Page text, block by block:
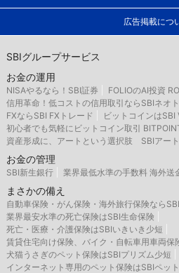
広告掲載につ
SBIグループサービス
お金の運用
NISAやるなら！SBI証券
FOLIOのAI投資
信用革命！低コストの信用取引ならSBIネオ
FXならSBI FXトレード
ビットコインはSBI
初心者でも気軽にビットコイン取引
資産形成に、アートという選択肢 SBIアー
お金の管理
SBI新生銀行 業界最低水準の手数料 海外送
まさかの備え
自動車保険・がん保険・海外旅行保険なら
業界最安水準の死亡保険はSBI生命保険
死亡・医療・介護保険はSBIいきいき少短
賃貸住宅向け保険、バイク・自転車用車両保
犬猫うさぎのペット保険はSBIプリズム少短
インターネット専用のペット保険はSBIペッ